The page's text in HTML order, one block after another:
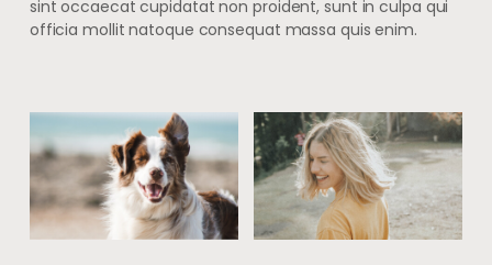
sint occaecat cupidatat non proident, sunt in culpa qui
officia mollit natoque consequat massa quis enim.